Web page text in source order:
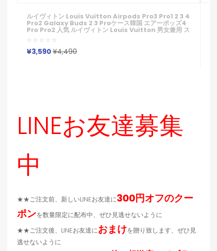
ルイヴィトン Louis Vuitton Airpods Pro3 Pro1 2 3 4
Pro2 Galaxy Buds 2 3 Proケース韓国 エアーポッズ4
Pro Pro2 人気 ルイヴィトン Louis Vuitton 男女兼用 ス
ポーツ風 送料無料 激安 ファッション ルイヴィトン Louis
Vuitton ブランドairpods4 3/2/1 Pro2 Galaxy
Buds 3 Pro 2ケースメンズ レデイーズ
¥3,590 ¥4,490
LINEお友達募集
中
★★ご注文前、新しいLINEお友達に300円オフのクー
ポンを数量限定に配布中、ぜひ見逃せないように
★★ご注文後、LINEお友達におまけを贈り致します、ぜひ見
逃せないように